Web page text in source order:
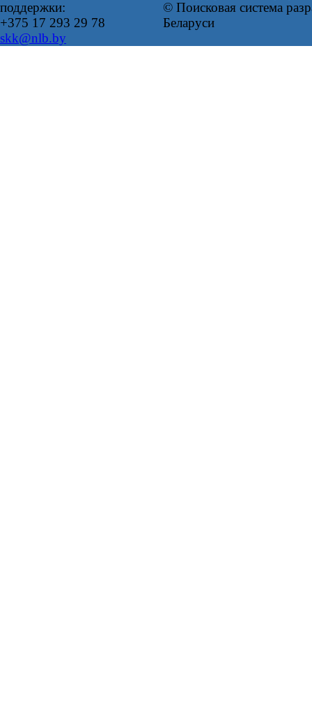
поддержки:
+375 17 293 29 78
skk@nlb.by
© Поисковая система
Беларуси